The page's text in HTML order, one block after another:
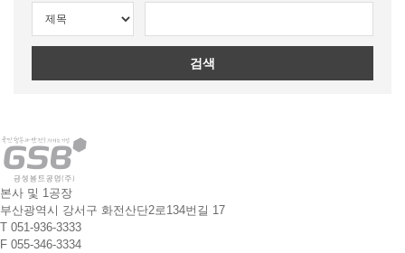
검색
본사 및 1공장
부산광역시 강서구 화전산단2로134번길 17
T 051-936-3333
F 055-346-3334